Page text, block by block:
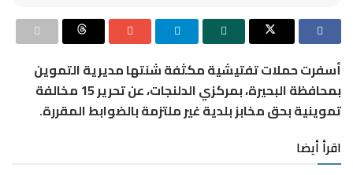
أسفرت حملات تفتيشية مكثفة شنتها مديرية التموين
بمحافظة البحيرة، بمركزي الدلنجات، عن تحرير 15 مخالفة
تموينية بحق مخابز بلدية غير ملتزمة بالضوابط المقررة.
اقرأ أيضا